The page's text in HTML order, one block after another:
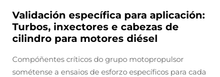
Validación específica para aplicación:
Turbos, inxectores e cabezas de
cilindro para motores diésel
Compóñentes críticos do grupo motopropulsor
sométense a ensaios de esforzo específicos para cada